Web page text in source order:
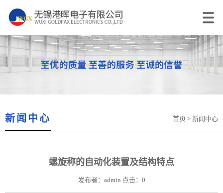
新闻中心 首页 > 新闻中心
螺旋称的自动化装置及结构特点
发布者：admin 点击：0